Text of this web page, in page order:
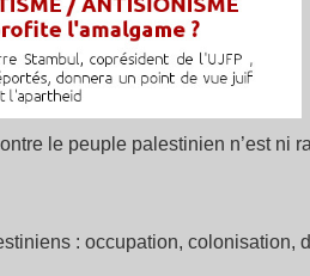
le peuple palestinien n’est ni
: occupation, colonisation,